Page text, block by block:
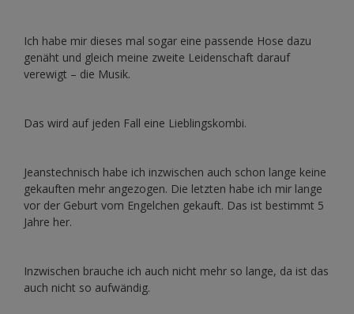
Ich habe mir dieses mal sogar eine passende Hose dazu
genäht und gleich meine zweite Leidenschaft darauf
verewigt – die Musik.
Das wird auf jeden Fall eine Lieblingskombi.
Jeanstechnisch habe ich inzwischen auch schon lange keine
gekauften mehr angezogen. Die letzten habe ich mir lange
vor der Geburt vom Engelchen gekauft. Das ist bestimmt 5
Jahre her.
Inzwischen brauche ich auch nicht mehr so lange, da ist das
auch nicht so aufwändig.